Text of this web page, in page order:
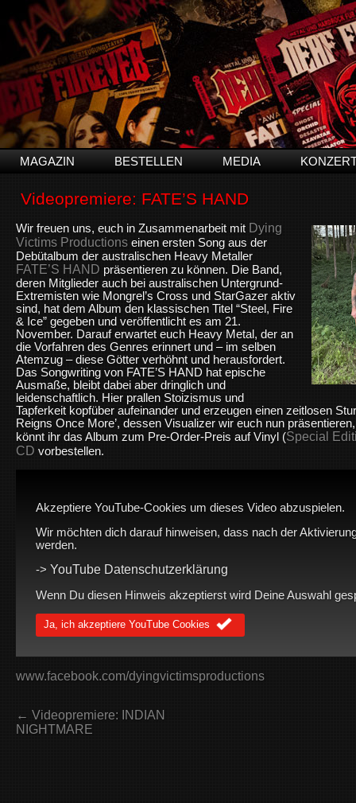
MAGAZIN BESTELLEN MEDIA
Videopremiere: FATE’S HAND
Wir freuen uns, euch in Zusammenarbeit mit Dying
Victims Productions einen ersten Song aus der
Debütalbum der australischen Heavy Metaller
FATE’S HAND präsentieren zu können. Die Band,
deren Mitglieder auch bei australischen Untergrund-
Extremisten wie Mongrel’s Cross und StarGazer aktiv
sind, hat dem Album den klassischen Titel “Steel, Fire
& Ice” gegeben und veröffentlicht es am 21.
November. Darauf erwartet euch Heavy Metal, der an
die Vorfahren des Genres erinnert und – im selben
Atemzug – diese Götter verhöhnt und herausfordert.
Das Songwriting von FATE’S HAND hat epische
Ausmaße, bleibt dabei aber dringlich und
leidenschaftlich. Hier prallen Stoizismus und
Tapferkeit kopfüber aufeinander und erzeugen einen zeitlosen
Reigns Once More’, dessen Visualizer wir euch nun
könnt ihr das Album zum Pre-Order-Preis auf Vinyl (Special
CD vorbestellen.
Akzeptiere YouTube-Cookies um dieses Video abzuspielen.
Wir möchten dich darauf hinweisen, dass nach der
werden.
-> YouTube Datenschutzerklärung
Wenn Du diesen Hinweis akzeptierst wird Deine Auswahl
Ja, ich akzeptiere YouTube Cookies
www.facebook.com/dyingvictimsproductions
← Videopremiere: INDIAN
NIGHTMARE